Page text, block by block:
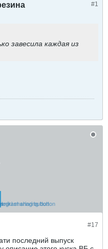
#1
завесила каждая из
#17
последний выпуск